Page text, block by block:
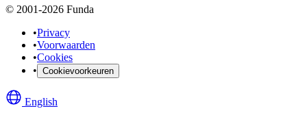
© 2001-2026 Funda
•Privacy
•Voorwaarden
•Cookies
• Cookievoorkeuren
English